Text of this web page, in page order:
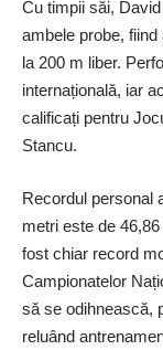
Cu timpii săi,
ambele probe,
la 200 m liber.
internațională, iar
calificați pentru
Stancu.
Recordul personal
metri este de
fost chiar record
Campionatelor
să se odihnească,
reluând